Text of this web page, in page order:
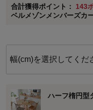
合計獲得ポイント： 143
ベルメゾンメンバーズカ
※メンバーズカードの加算ポ
に対して適用されます。
幅(cm)を選択してくだ
ハーフ楕円型